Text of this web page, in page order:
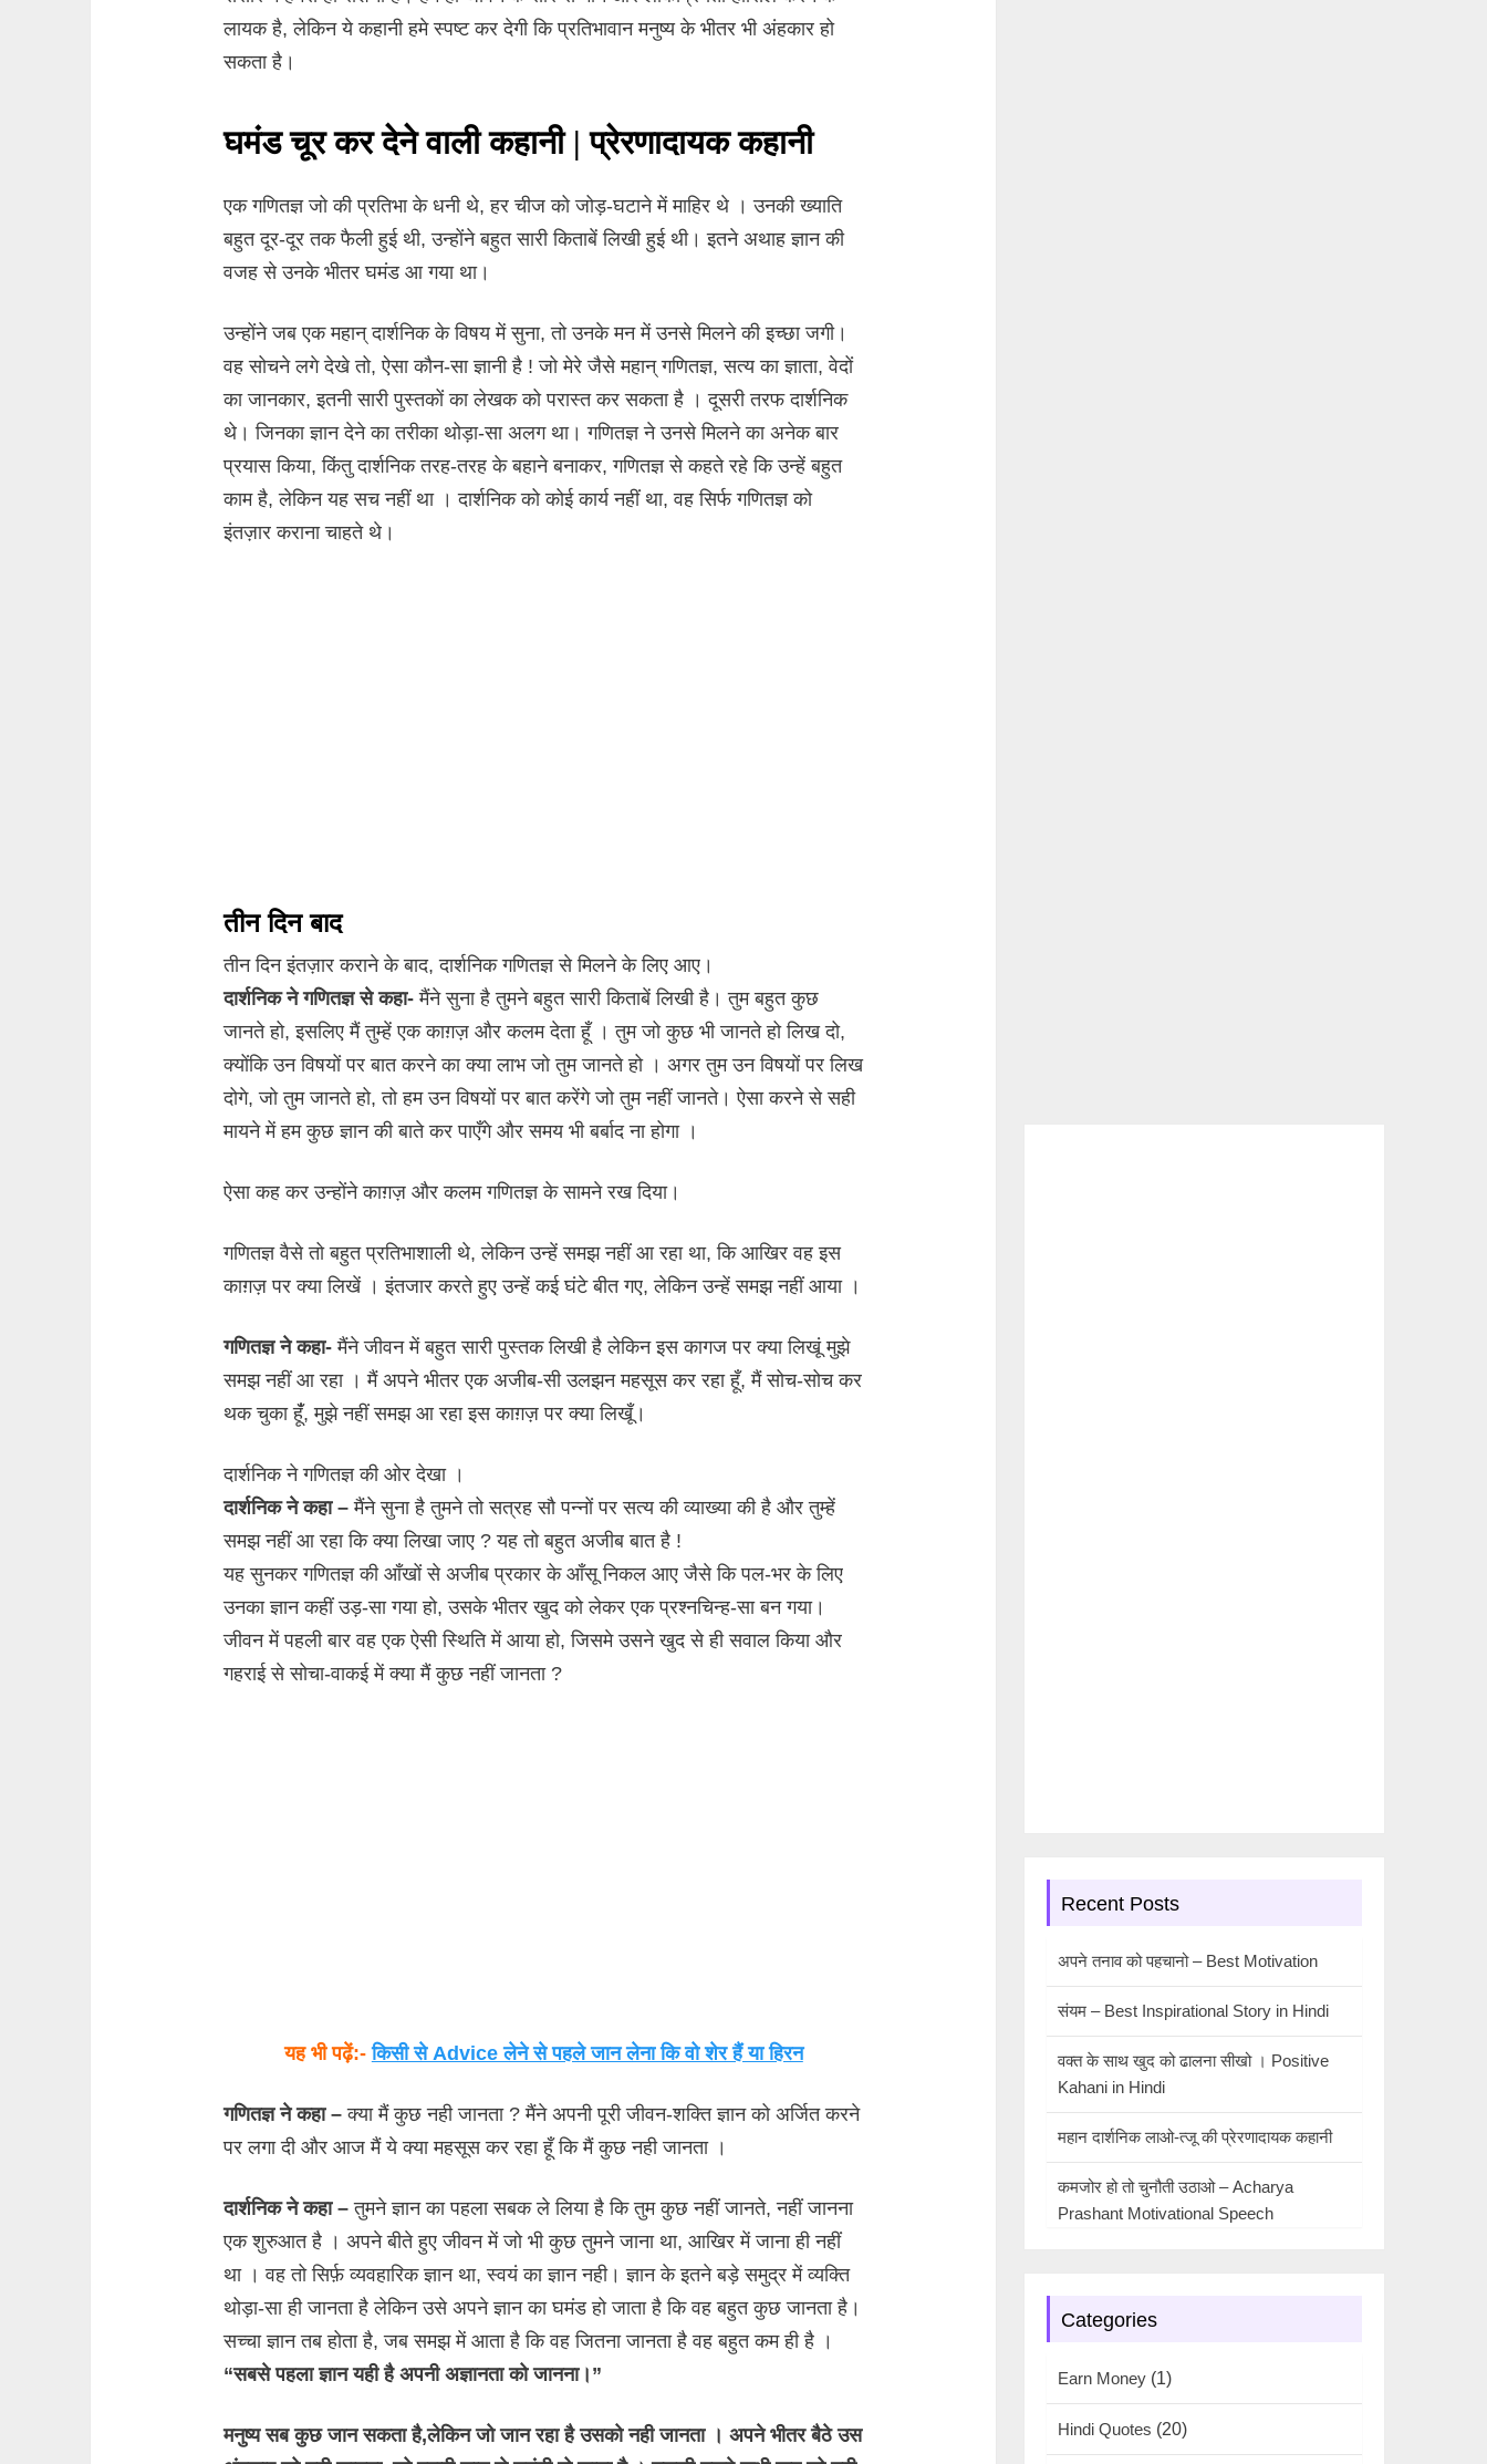
लायक है, लेकिन ये कहानी हमे स्पष्ट कर देगी कि प्रतिभावान मनुष्य के भीतर भी अंहकार हो
सकता है।
घमंड चूर कर देने वाली कहानी | प्रेरणादायक कहानी
एक गणितज्ञ जो की प्रतिभा के धनी थे, हर चीज को जोड़-घटाने में माहिर थे । उनकी ख्याति
बहुत दूर-दूर तक फैली हुई थी, उन्होंने बहुत सारी किताबें लिखी हुई थी। इतने अथाह ज्ञान की
वजह से उनके भीतर घमंड आ गया था।
उन्होंने जब एक महान् दार्शनिक के विषय में सुना, तो उनके मन में उनसे मिलने की इच्छा जगी।
वह सोचने लगे देखे तो, ऐसा कौन-सा ज्ञानी है ! जो मेरे जैसे महान् गणितज्ञ, सत्य का ज्ञाता, वेदों
का जानकार, इतनी सारी पुस्तकों का लेखक को परास्त कर सकता है । दूसरी तरफ दार्शनिक
थे। जिनका ज्ञान देने का तरीका थोड़ा-सा अलग था। गणितज्ञ ने उनसे मिलने का अनेक बार
प्रयास किया, किंतु दार्शनिक तरह-तरह के बहाने बनाकर, गणितज्ञ से कहते रहे कि उन्हें बहुत
काम है, लेकिन यह सच नहीं था । दार्शनिक को कोई कार्य नहीं था, वह सिर्फ गणितज्ञ को
इंतज़ार कराना चाहते थे।
तीन दिन बाद
तीन दिन इंतज़ार कराने के बाद, दार्शनिक गणितज्ञ से मिलने के लिए आए।
दार्शनिक ने गणितज्ञ से कहा- मैंने सुना है तुमने बहुत सारी किताबें लिखी है। तुम बहुत कुछ
जानते हो, इसलिए मैं तुम्हें एक काग़ज़ और कलम देता हूँ । तुम जो कुछ भी जानते हो लिख दो,
क्योंकि उन विषयों पर बात करने का क्या लाभ जो तुम जानते हो । अगर तुम उन विषयों पर लिख
दोगे, जो तुम जानते हो, तो हम उन विषयों पर बात करेंगे जो तुम नहीं जानते। ऐसा करने से सही
मायने में हम कुछ ज्ञान की बाते कर पाएँगे और समय भी बर्बाद ना होगा ।
ऐसा कह कर उन्होंने काग़ज़ और कलम गणितज्ञ के सामने रख दिया।
गणितज्ञ वैसे तो बहुत प्रतिभाशाली थे, लेकिन उन्हें समझ नहीं आ रहा था, कि आखिर वह इस
काग़ज़ पर क्या लिखें । इंतजार करते हुए उन्हें कई घंटे बीत गए, लेकिन उन्हें समझ नहीं आया ।
गणितज्ञ ने कहा- मैंने जीवन में बहुत सारी पुस्तक लिखी है लेकिन इस कागज पर क्या लिखूं मुझे
समझ नहीं आ रहा । मैं अपने भीतर एक अजीब-सी उलझन महसूस कर रहा हूँ, मैं सोच-सोच कर
थक चुका हूंँ, मुझे नहीं समझ आ रहा इस काग़ज़ पर क्या लिखूँ।
दार्शनिक ने गणितज्ञ की ओर देखा ।
दार्शनिक ने कहा – मैंने सुना है तुमने तो सत्रह सौ पन्नों पर सत्य की व्याख्या की है और तुम्हें
समझ नहीं आ रहा कि क्या लिखा जाए ? यह तो बहुत अजीब बात है !
यह सुनकर गणितज्ञ की आँखों से अजीब प्रकार के आँसू निकल आए जैसे कि पल-भर के लिए
उनका ज्ञान कहीं उड़-सा गया हो, उसके भीतर खुद को लेकर एक प्रश्नचिन्ह-सा बन गया।
जीवन में पहली बार वह एक ऐसी स्थिति में आया हो, जिसमे उसने खुद से ही सवाल किया और
गहराई से सोचा-वाकई में क्या मैं कुछ नहीं जानता ?
यह भी पढ़ें:-किसी से Advice लेने से पहले जान लेना कि वो शेर हैं या हिरन
गणितज्ञ ने कहा – क्या मैं कुछ नही जानता ? मैंने अपनी पूरी जीवन-शक्ति ज्ञान को अर्जित करने
पर लगा दी और आज मैं ये क्या महसूस कर रहा हूँ कि मैं कुछ नही जानता ।
दार्शनिक ने कहा – तुमने ज्ञान का पहला सबक ले लिया है कि तुम कुछ नहीं जानते, नहीं जानना
एक शुरुआत है । अपने बीते हुए जीवन में जो भी कुछ तुमने जाना था, आखिर में जाना ही नहीं
था । वह तो सिर्फ़ व्यवहारिक ज्ञान था, स्वयं का ज्ञान नही। ज्ञान के इतने बड़े समुद्र में व्यक्ति
थोड़ा-सा ही जानता है लेकिन उसे अपने ज्ञान का घमंड हो जाता है कि वह बहुत कुछ जानता है।
सच्चा ज्ञान तब होता है, जब समझ में आता है कि वह जितना जानता है वह बहुत कम ही है ।
“सबसे पहला ज्ञान यही है अपनी अज्ञानता को जानना।”
मनुष्य सब कुछ जान सकता है,लेकिन जो जान रहा है उसको नही जानता । अपने भीतर बैठे उस
Recent Posts
अपने तनाव को पहचानो – Best Motivation
संयम – Best Inspirational Story in Hindi
वक्त के साथ खुद को ढालना सीखो । Positive
Kahani in Hindi
महान दार्शनिक लाओ-त्जू की प्रेरणादायक कहानी
कमजोर हो तो चुनौती उठाओ – Acharya
Prashant Motivational Speech
Categories
Earn Money (1)
Hindi Quotes (20)